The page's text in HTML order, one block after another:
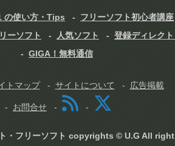
の使い方・Tips
フリーソフト初心者講座
ーソフト
人気ソフト
登録ディレク
GIGA！無料通信
トマップ サイトについて 広告掲載
お問合せ
ト・フリーソフト copyrights © U.G All